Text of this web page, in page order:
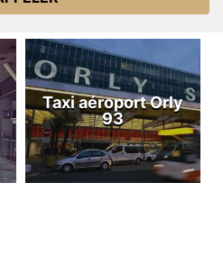
Taxi aéroport Orly
93